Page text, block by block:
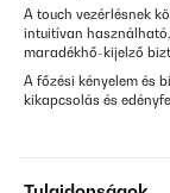
A touch vezérlésnek
intuitívan
maradékhő-kijelző
A főzési kényelem és
kikapcsolás és